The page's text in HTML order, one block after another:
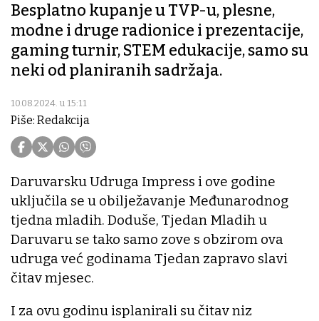
Besplatno kupanje u TVP-u, plesne,
modne i druge radionice i prezentacije,
gaming turnir, STEM edukacije, samo su
neki od planiranih sadržaja.
10.08.2024. u 15:11
Piše: Redakcija
Daruvarsku Udruga Impress i ove godine
uključila se u obilježavanje Međunarodnog
tjedna mladih. Doduše, Tjedan Mladih u
Daruvaru se tako samo zove s obzirom ova
udruga već godinama Tjedan zapravo slavi
čitav mjesec.
I za ovu godinu isplanirali su čitav niz